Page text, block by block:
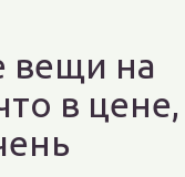
вещи на
в цене,